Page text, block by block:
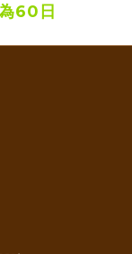
60日